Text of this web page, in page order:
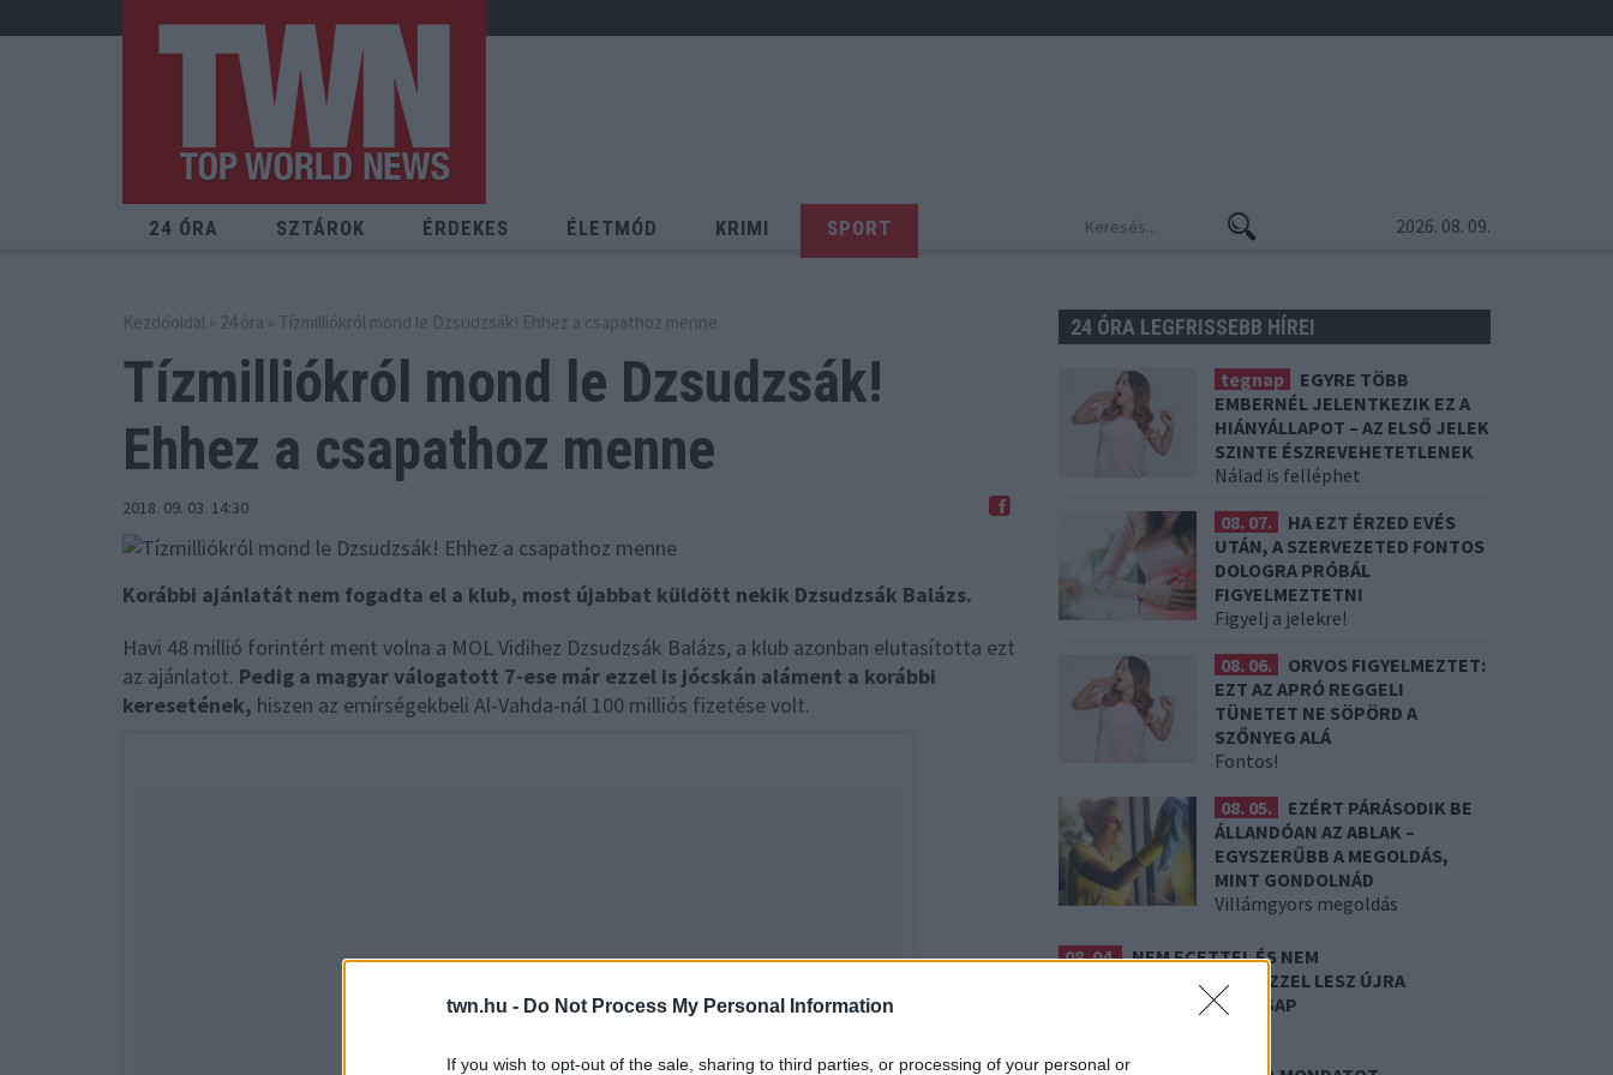
twn.hu - Do Not Process My Personal Information
If you wish to opt-out of the sale, sharing to third parties, or processing of your personal or
24 ÓRA SZTÁROK ÉRDEKES ÉLETMÓD KRIMI SPORT 2026. 08. 09.
Kezdőoldal » 24 óra » Tízmilliókról mond le Dzsudzsák! Ehhez a csapathoz menne
Tízmilliókról mond le Dzsudzsák!
Ehhez a csapathoz menne
2018. 09. 03. 14:30
Korábbi ajánlatát nem fogadta el a klub, most újabbat küldött nekik Dzsudzsák Balázs.
Havi 48 millió forintért ment volna a MOL Vidihez Dzsudzsák Balázs, a klub azonban elutasította ezt
az ajánlatot. Pedig a magyar válogatott 7-ese már ezzel is jócskán aláment a korábbi
keresetének, hiszen az emírségekbeli Al-Vahda-nál 100 milliós fizetése volt.
24 ÓRA LEGFRISSEBB HÍREI
tegnap
EGYRE TÖBB
EMBERNÉL JELENTKEZIK EZ A
HIÁNYÁLLAPOT – AZ ELSŐ JELEK
SZINTE ÉSZREVEHETETLENEK
Nálad is felléphet
08. 07.
HA EZT ÉRZED EVÉS
UTÁN, A SZERVEZETED FONTOS
DOLOGRA PRÓBÁL
FIGYELMEZTETNI
Figyelj a jelekre!
08. 06.
ORVOS FIGYELMEZTET:
EZT AZ APRÓ REGGELI
TÜNETET NE SÖPÖRD A
SZŐNYEG ALÁ
Fontos!
08. 05.
EZÉRT PÁRÁSODIK BE
ÁLLANDÓAN AZ ABLAK –
EGYSZERŰBB A MEGOLDÁS,
MINT GONDOLNÁD
Villámgyors megoldás
08. 04.
NEM ECETTEL ÉS NEM
SZÓDABIKARBÓNÁVAL: EZZEL LESZ ÚJRA
CSILLOGÓ A VÍZKÖVES CSAP